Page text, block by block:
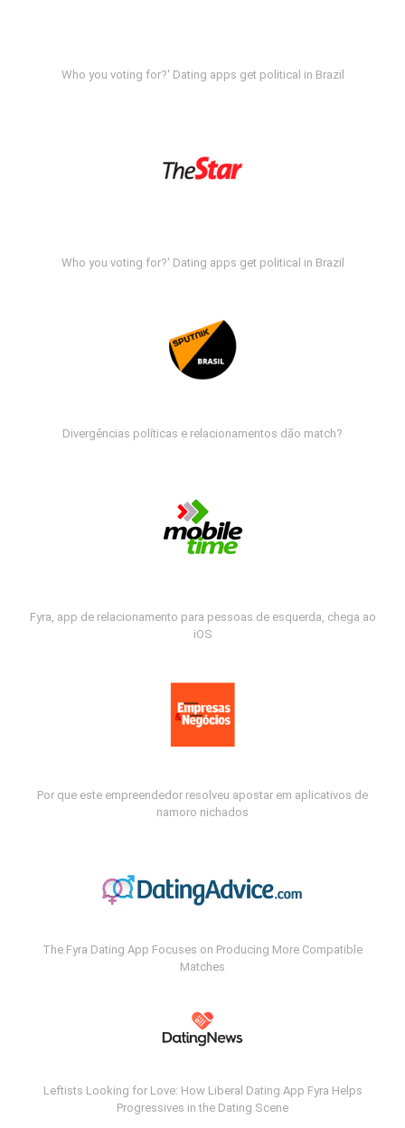
Who you voting for?' Dating apps get political in Brazil
Who you voting for?' Dating apps get political in Brazil
Divergências políticas e relacionamentos dão match?
Fyra, app de relacionamento para pessoas de esquerda, chega ao
iOS
Por que este empreendedor resolveu apostar em aplicativos de
namoro nichados
The Fyra Dating App Focuses on Producing More Compatible
Matches
Leftists Looking for Love: How Liberal Dating App Fyra Helps
Progressives in the Dating Scene